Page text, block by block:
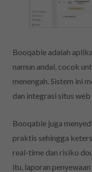
Booqable adalah
namun andal, cocok
menengah. Sistem ini
dan integrasi situs
Booqable juga
praktis sehingga
real-time dan risiko
itu, laporan